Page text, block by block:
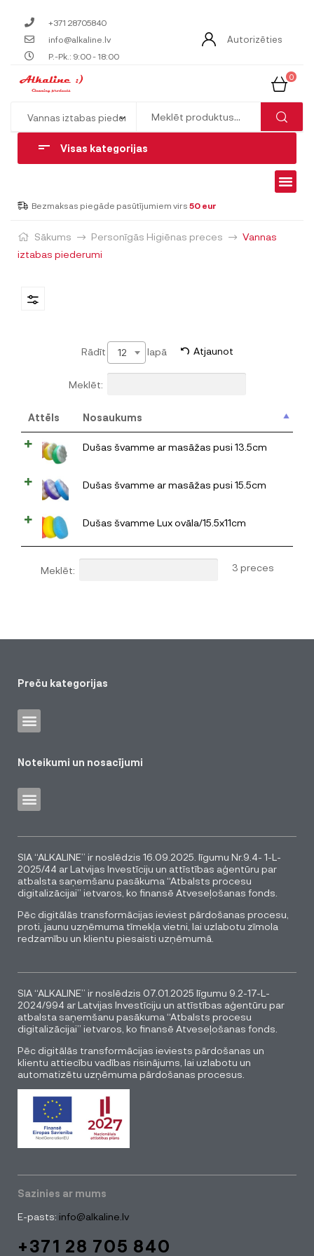
+371 28705840
info@alkaline.lv
P.-Pk.: 9:00 - 18:00
Autorizēties
0
Visas kategorijas
Bezmaksas piegāde pasūtījumiem virs 50 eur
Sākums Personīgās Higiēnas preces
Vannas
iztabas piederumi
Rādīt 12 lapā Atjaunot
Meklēt:
Attēls Nosaukums
Dušas švamme ar masāžas pusi 13.5cm
Dušas švamme ar masāžas pusi 15.5cm
Dušas švamme Lux ovāla/15.5x11cm
Meklēt: 3 preces
Preču kategorijas
Noteikumi un nosacījumi
SIA “ALKALINE” ir noslēdzis 16.09.2025. līgumu Nr.9.4- 1-L-
2025/44 ar Latvijas Investīciju un attīstības aģentūru par
atbalsta saņemšanu pasākuma “Atbalsts procesu
digitalizācijai” ietvaros, ko finansē Atveseļošanas fonds.
Pēc digitālās transformācijas ieviest pārdošanas procesu,
proti, jaunu uzņēmuma tīmekļa vietni, lai uzlabotu zīmola
redzamību un klientu piesaisti uzņēmumā.
SIA “ALKALINE” ir noslēdzis 07.01.2025 līgumu 9.2-17-L-
2024/994 ar Latvijas Investīciju un attīstības aģentūru par
atbalsta saņemšanu pasākuma “Atbalsts procesu
digitalizācijai” ietvaros, ko finansē Atveseļošanas fonds.
Pēc digitālās transformācijas ieviests pārdošanas un
klientu attiecību vadības risinājums, lai uzlabotu un
automatizētu uzņēmuma pārdošanas procesus.
Sazinies ar mums
E-pasts: info@alkaline.lv
+371 28 705 840